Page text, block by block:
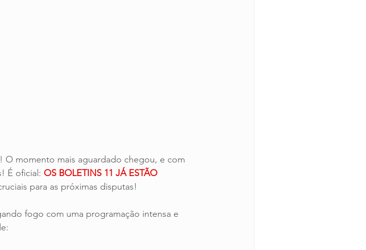
momento mais aguardado chegou, e com
É oficial: OS BOLETINS 11 JÁ ESTÃO
para as próximas disputas!
fogo com uma programação intensa e